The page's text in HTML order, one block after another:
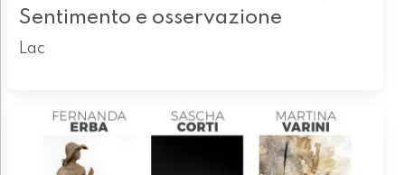
Sentimento e osservazione
Lac